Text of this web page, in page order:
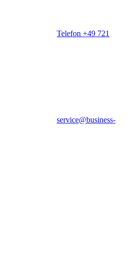
Telefon +49 721
service@business-